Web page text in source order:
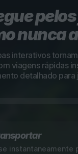
nunca
interativos
viagens rápidas
detalhado para
instantaneamente